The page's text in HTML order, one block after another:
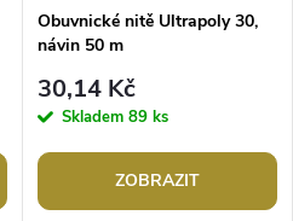
Obuvnické nitě Ultrapoly 30,
návin 50 m
30,14 Kč
Skladem 89 ks
ZOBRAZIT